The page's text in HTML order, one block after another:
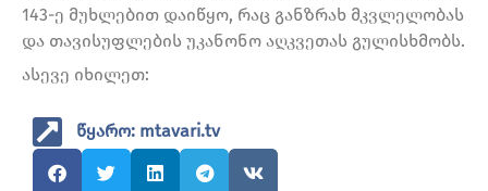
143-ე მუხლებით დაიწყო, რაც განზრახ მკვლელობას
და თავისუფლების უკანონო აღკვეთას გულისხმობს.
ასევე იხილეთ:
წყარო: mtavari.tv